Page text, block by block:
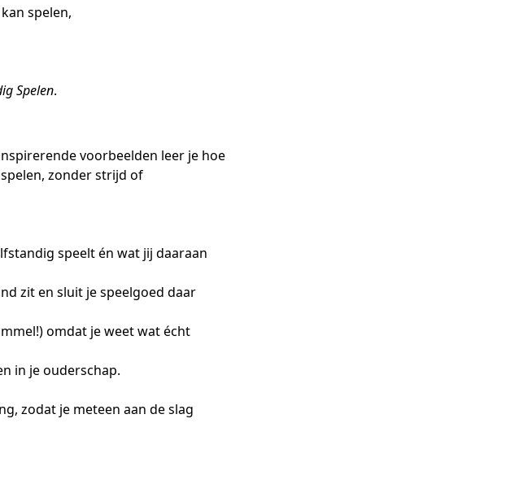
spelen,
Spelen.
voorbeelden leer je hoe
zonder strijd of
speelt én wat jij daaraan
zit en sluit je speelgoed daar
omdat je weet wat écht
in je ouderschap.
zodat je meteen aan de slag